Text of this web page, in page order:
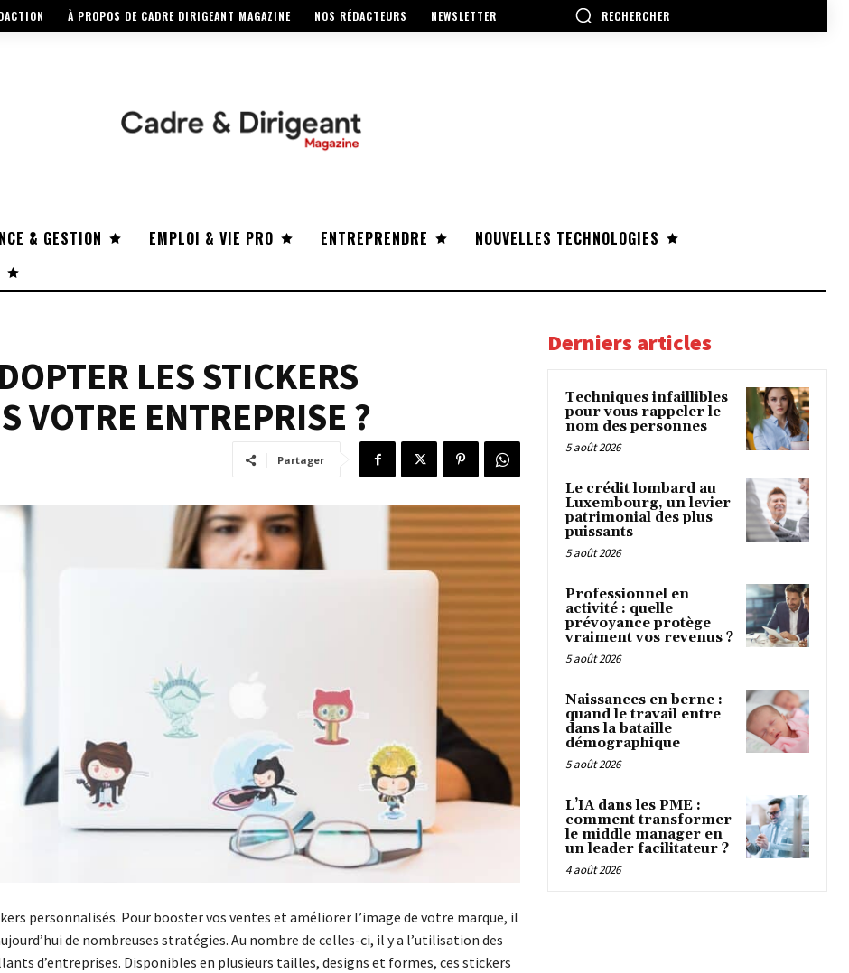
À PROPOS DE CADRE DIRIGEANT MAGAZINE NOS RÉDACTEURS NEWSLETTER RECHERCHER
& GESTION EMPLOI & VIE PRO ENTREPRENDRE
NOUVELLES TECHNOLOGIES
LES STICKERS
VOTRE ENTREPRISE ?
Partager
personnalisés. Pour booster vos ventes et améliorer l’image de votre marque, il
de nombreuses stratégies. Au nombre de celles-ci, il y a l’utilisation des
d’entreprises. Disponibles en plusieurs tailles, designs et formes, ces stickers
Derniers articles
Techniques infaillibles
pour vous rappeler le
nom des personnes
5 août 2026
Le crédit lombard au
Luxembourg, un levier
patrimonial des plus
puissants
5 août 2026
Professionnel en
activité : quelle
prévoyance protège
vraiment vos revenus ?
5 août 2026
Naissances en berne :
quand le travail entre
dans la bataille
démographique
5 août 2026
L’IA dans les PME :
comment transformer
le middle manager en
un leader facilitateur ?
4 août 2026